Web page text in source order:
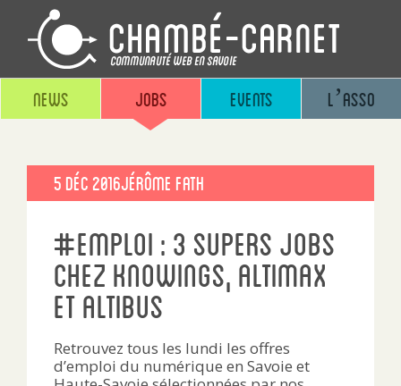
News Jobs Events L’asso
Publié
5 Déc 2016Jérôme Fath
#emploi : 3 supers jobs
chez Knowings, Altimax
et Altibus
Retrouvez tous les lundi les offres
d’emploi du numérique en Savoie et